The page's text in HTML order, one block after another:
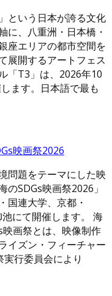
という日本が誇る文化
に、八重洲・日本橋・
座エリアの都市空間を
展開するアートフェス
「T3」は、2026年10
ます。日本語で最も
映画祭2026
問題をテーマにした映
のSDGs映画祭2026」
国連大学、京都・
池にて開催します。 海
映画祭とは、映像制作
イズン・フィーチャー
行委員会により